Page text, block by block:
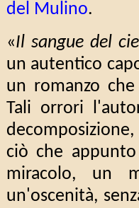
del Mulino.
«Il sangue del
un autentico
un romanzo
Tali orrori
ciò che
miracolo, un
un'oscenità,